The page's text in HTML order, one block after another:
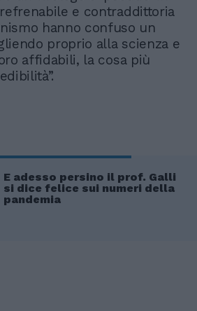
e contraddittoria
hanno confuso un
proprio alla scienza e
affidabili, la cosa più
E adesso persino il prof. Galli
si dice felice sui numeri della
pandemia